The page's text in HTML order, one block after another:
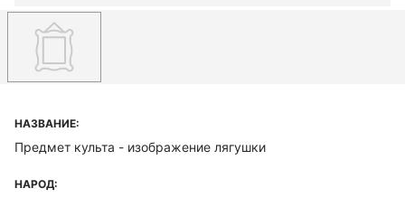
НАЗВАНИЕ:
Предмет культа - изображение лягушки
НАРОД: